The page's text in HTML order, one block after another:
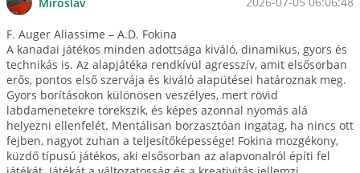
F. Auger Aliassime – A.D. Fokina
A kanadai játékos minden adottsága kiváló, dinamikus, gyors és
technikás is. Az alapjátéka rendkívül agresszív, amit elsősorban
erős, pontos első szervája és kiváló alapütései határoznak meg.
Gyors borításokon különösen veszélyes, mert rövid
labdamenetekre törekszik, és képes azonnal nyomás alá
helyezni ellenfelét. Mentálisan borzasztóan ingatag, ha nincs ott
fejben, nagyot zuhan a teljesítőképessége! Fokina mozgékony,
küzdő típusú játékos, aki elsősorban az alapvonalról építi fel